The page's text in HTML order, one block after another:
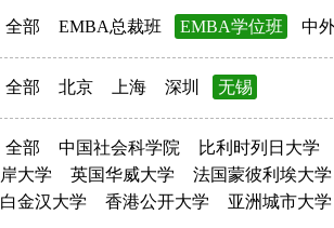
全部 EMBA总裁班 EMBA学位班 中
全部 北京 上海 深圳 无锡
全部 中国社会科学院 比利时列日大学
岸大学
英国华威大学 法国蒙彼利埃大学
白金汉大学
香港公开大学 亚洲城市大学